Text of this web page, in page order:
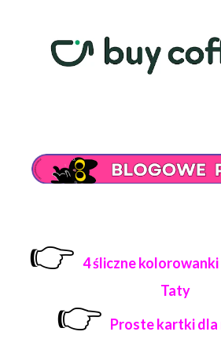
👉 4 śliczne kolorowanki
Taty
👉 Proste kartki dla